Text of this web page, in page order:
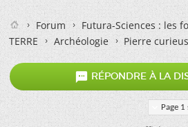
Forum
Futura-Sciences : les
TERRE
Archéologie Pierre
 RÉPONDRE À LA
Page 1